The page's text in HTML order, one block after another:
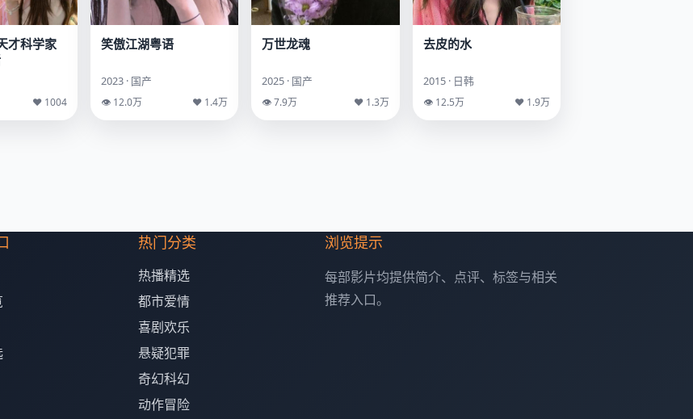
才科学家
♥ 1004
笑傲江湖粤语
2023 · 国产
👁 12.0万 ♥ 1.4万
万世龙魂
2025 · 国产
👁 7.9万 ♥ 1.3万
去皮的水
2015 · 日韩
👁 12.5万 ♥ 1.9万
热门分类
热播精选
都市爱情
喜剧欢乐
悬疑犯罪
奇幻科幻
动作冒险
浏览提示
每部影片均提供简介、点评、标签与相关
推荐入口。